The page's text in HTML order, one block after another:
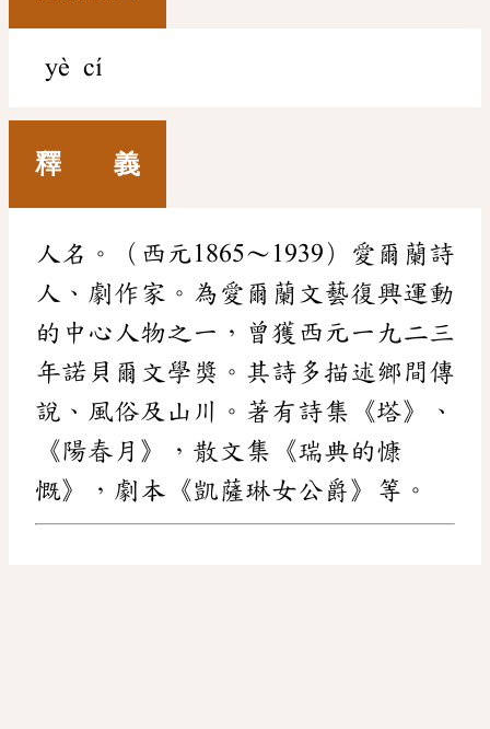
yè cí
釋 義
人名。（西元1865～1939）愛爾蘭詩
人、劇作家。為愛爾蘭文藝復興運動
的中心人物之一，曾獲西元一九二三
年諾貝爾文學獎。其詩多描述鄉間傳
說、風俗及山川。著有詩集《塔》、
《陽春月》，散文集《瑞典的慷
慨》，劇本《凱薩琳女公爵》等。